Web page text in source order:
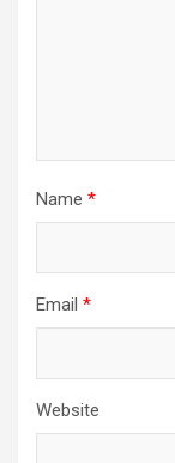
Name *
Email *
Website